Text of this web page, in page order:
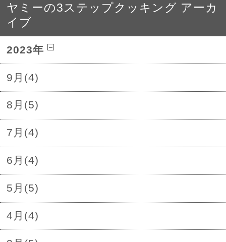
ヤミーの3ステップクッキング アーカ
イブ
2023年
9月(4)
8月(5)
7月(4)
6月(4)
5月(5)
4月(4)